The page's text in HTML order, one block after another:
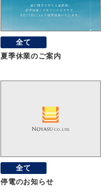
全て
夏季休業のご案内
全て
停電のお知らせ